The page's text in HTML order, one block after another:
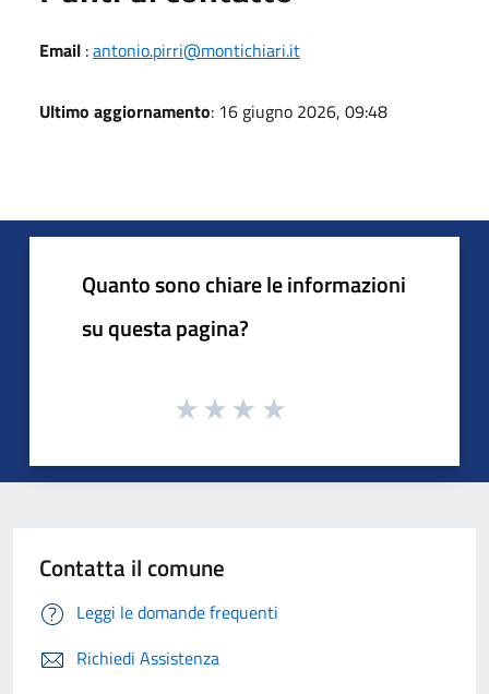
Email :antonio.pirri@montichiari.it
Ultimo aggiornamento: 16 giugno 2026, 09:48
Quanto sono chiare le informazioni
su questa pagina?
Contatta il comune
Leggi le domande frequenti
Richiedi Assistenza